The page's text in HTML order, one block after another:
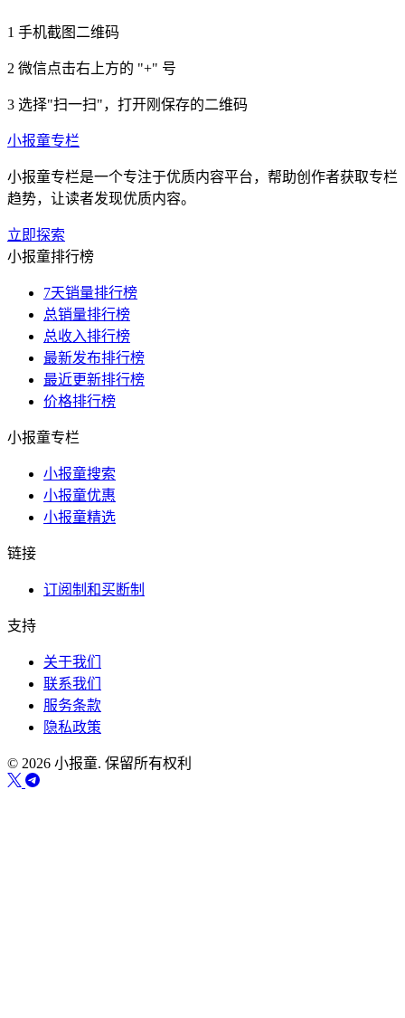
1 手机截图二维码
2 微信点击右上方的 "+" 号
3 选择"扫一扫"，打开刚保存的二维码
小报童专栏
小报童专栏是一个专注于优质内容平台，帮助创作者获取专栏
趋势，让读者发现优质内容。
立即探索
小报童排行榜
7天销量排行榜
总销量排行榜
总收入排行榜
最新发布排行榜
最近更新排行榜
价格排行榜
小报童专栏
小报童搜索
小报童优惠
小报童精选
链接
订阅制和买断制
支持
关于我们
联系我们
服务条款
隐私政策
© 2026 小报童. 保留所有权利